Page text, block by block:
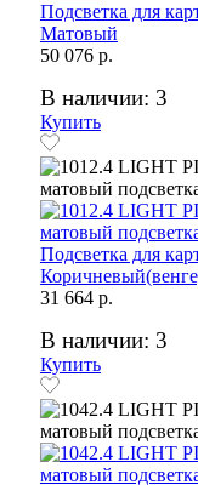
Подсветка для
Матовый
50 076 р.
В наличии: 3
Купить
Подсветка для
31 664 р.
В наличии: 3
Купить